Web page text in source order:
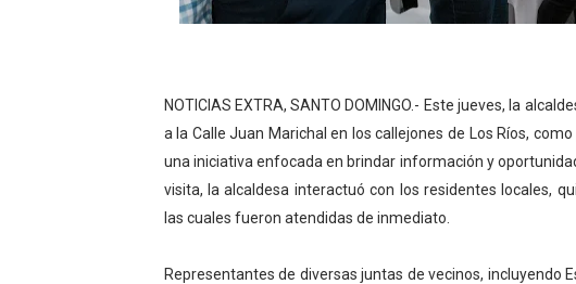
Capitán Avispa ; detalles que no se
Liga Municipal, Fedomu y Fedodim
Alcaldía del DN y Fundación Bonanza
Inespre inicia venta de combos de
DIPLAN presenta logros
NOTICIAS EXTRA, SANTO DOMINGO.- Este jueves, la
a la Calle Juan Marichal en los callejones de Los Ríos,
una iniciativa enfocada en brindar información y
visita, la alcaldesa interactuó con los residentes locales,
las cuales fueron atendidas de inmediato.
Representantes de diversas juntas de vecinos, incluyendo